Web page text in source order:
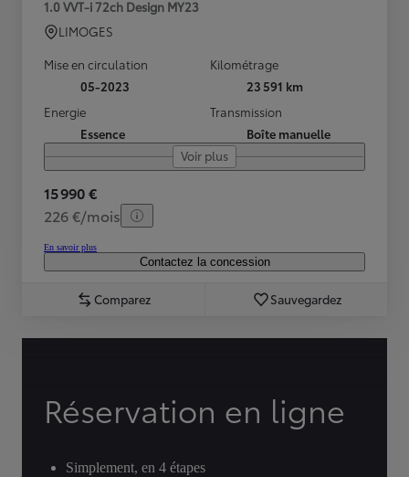
1.0 VVT-i 72ch Design MY23
LIMOGES
Mise en circulation
05-2023
Kilométrage
23 591 km
Energie
Essence
Transmission
Boîte manuelle
Voir plus
15 990 €
226 €/mois
En savoir plus
Contactez la concession
Comparez Sauvegardez
Réservation en ligne
Simplement, en 4 étapes